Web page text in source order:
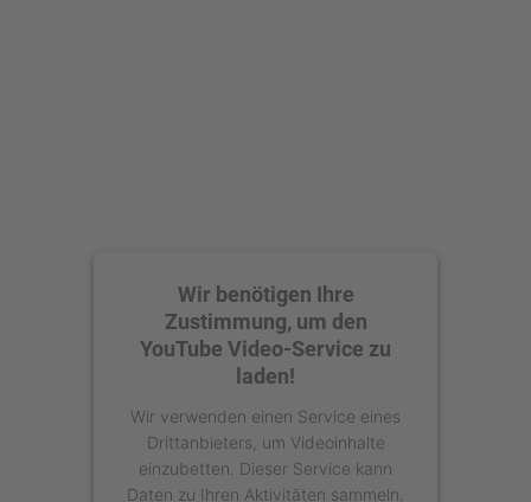
Wir benötigen Ihre
Zustimmung, um den
YouTube Video-Service zu
laden!
Wir verwenden einen Service eines
Drittanbieters, um Videoinhalte
einzubetten. Dieser Service kann
Daten zu Ihren Aktivitäten sammeln.